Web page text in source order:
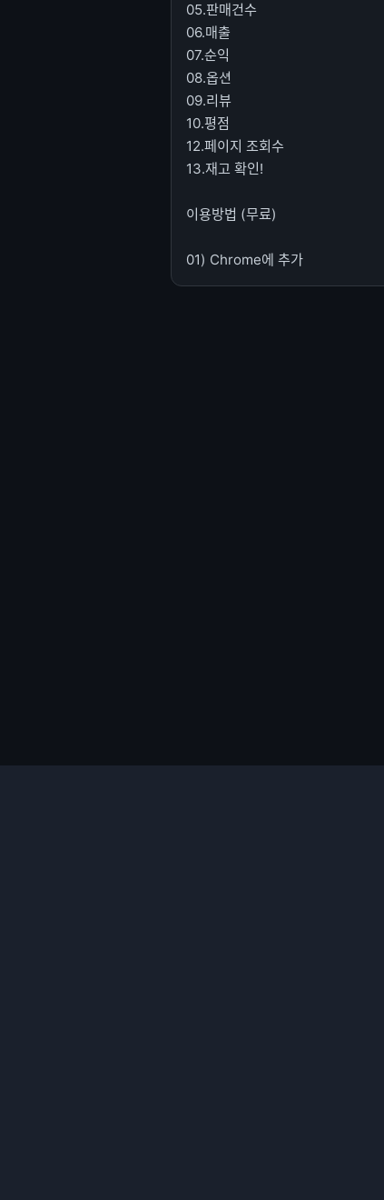
05.판매건수
06.매출
07.순익
08.옵션
09.리뷰
10.평점
12.페이지 조회수
13.재고 확인!
이용방법 (무료)
01) Chrome에 추가